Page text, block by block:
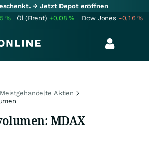
→ Jetzt Depot eröffnen
% Öl (Brent) +0,08% Dow Jones -0,16%
Meistgehandelte Aktien
MDAX